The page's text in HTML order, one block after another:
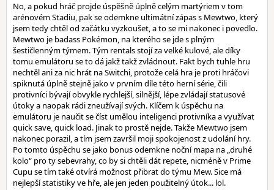
No, a pokud hráč projde úspěšně úplně celým martýriem v tom
arénovém Stadiu, pak se odemkne ultimátní zápas s Mewtwo, který
jsem tedy chtěl od začátku vyzkoušet, a to se mi nakonec i povedlo.
Mewtwo je badass Pokémon, na kterého se jde s plným
šestičlenným týmem. Tým rentals stojí za velké kulové, ale díky
tomu emulátoru se to dá jakž takž zvládnout. Fakt bych tuhle hru
nechtěl ani za nic hrát na Switchi, protože celá hra je proti hráčovi
spiknutá úplně stejně jako v prvním díle této herní série, čili
protivníci bývají obvykle rychlejší, silnější, lépe zvládají statusové
útoky a naopak rádi zneužívají svých. Klíčem k úspěchu na
emulátoru je naučit se číst umělou inteligenci protivníka a využívat
quick save, quick load. Jinak to prostě nejde. Takže Mewtwo jsem
nakonec porazil, a tím jsem završil moji spokojenost z udolání hry.
Po tomto úspěchu se jako bonus odemkne noční mapa na „druhé
kolo“ pro ty sebevrahy, co by si chtěli dát repete, nicméně v Prime
Cupu se tím také otvírá možnost přibrat do týmu Mew. Sice má
nejlepší statistiky ve hře, ale jen jeden použitelný útok... lol.